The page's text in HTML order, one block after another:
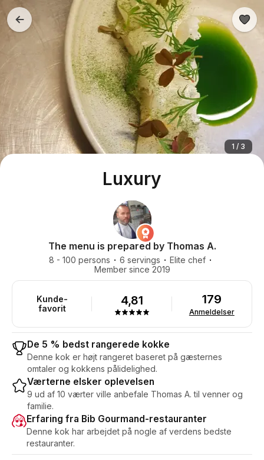
Luxury
1 / 3
The menu is prepared by Thomas A.
8 - 100 persons 6 servings
Elite chef
Member since 2019
Kunde-
favorit
4,81 179
Anmeldelser
De 5 % bedst rangerede kokke
Denne kok er højt rangeret baseret på gæsternes
omtaler og kokkens pålidelighed.
Værterne elsker oplevelsen
9 ud af 10 værter ville anbefale Thomas A. til venner og
familie.
Erfaring fra Bib Gourmand-restauranter
Denne kok har arbejdet på nogle af verdens bedste
restauranter.